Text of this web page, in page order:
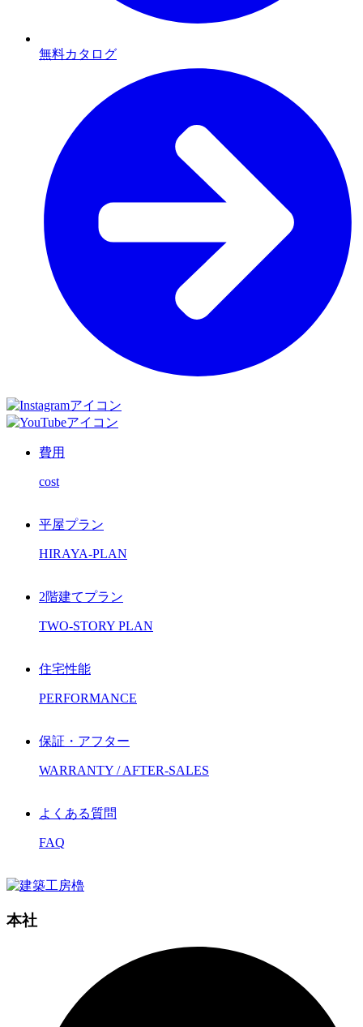
無料カタログ
費用
cost
平屋プラン
HIRAYA-PLAN
2階建てプラン
TWO-STORY PLAN
住宅性能
PERFORMANCE
保証・アフター
WARRANTY / AFTER-SALES
よくある質問
FAQ
本社